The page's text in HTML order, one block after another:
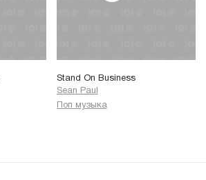
Stand On Business
Sean Paul
Поп музыка